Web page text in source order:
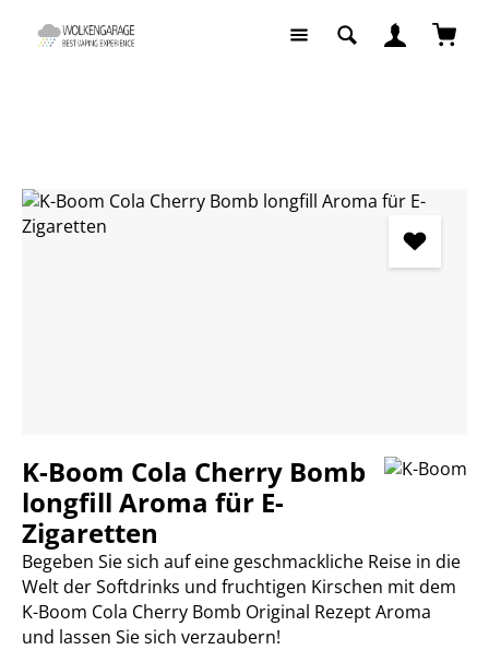
Zum Hauptinhalt springen
Bildergalerie überspringen
K-Boom Cola Cherry Bomb
longfill Aroma für E-
Zigaretten
Begeben Sie sich auf eine geschmackliche Reise in die
Welt der Softdrinks und fruchtigen Kirschen mit dem
K-Boom Cola Cherry Bomb Original Rezept Aroma
und lassen Sie sich verzaubern!